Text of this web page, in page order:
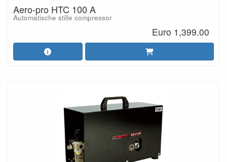
Aero-pro HTC 100 A
Automatische stille compressor
Euro 1,399.00